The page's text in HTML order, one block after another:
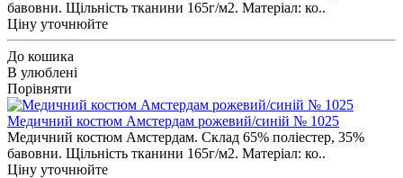
бавовни. Щільність тканини 165г/м2. Матеріал: ко..
Ціну уточнюйте
До кошика
В улюблені
Порівняти
Медичний костюм Амстердам рожевий/синій № 1025
Медичний костюм Амстердам. Склад 65% поліестер, 35%
бавовни. Щільність тканини 165г/м2. Матеріал: ко..
Ціну уточнюйте